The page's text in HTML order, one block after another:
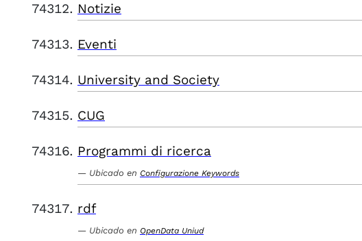
Notizie
Eventi
University and Society
CUG
Programmi di ricerca
Ubicado en Configurazione Keywords
rdf
Ubicado en OpenData Uniud